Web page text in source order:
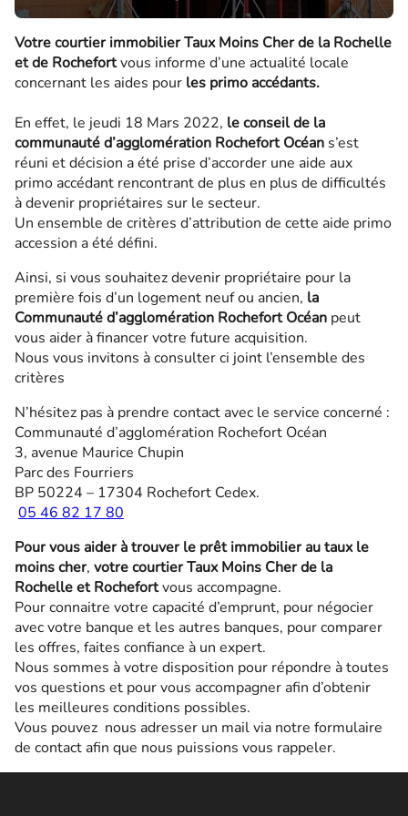
Votre courtier immobilier Taux Moins Cher de la Rochelle
et de Rochefortvous informe d’une actualité locale
concernant les aides pour les primo accédants.
En effet, le jeudi 18 Mars 2022, le conseil de la
communauté d’agglomération Rochefort Océan s’est
réuni et décision a été prise d’accorder une aide aux
primo accédant rencontrant de plus en plus de difficultés
à devenir propriétaires sur le secteur.
Un ensemble de critères d’attribution de cette aide primo
accession a été défini.
Ainsi, si vous souhaitez devenir propriétaire pour la
première fois d’un logement neuf ou ancien, la
Communauté d’agglomération Rochefort Océan peut
vous aider à financer votre future acquisition.
Nous vous invitons à consulter ci joint l’ensemble des
critères
N’hésitez pas à prendre contact avec le service concerné :
Communauté d’agglomération Rochefort Océan
3, avenue Maurice Chupin
Parc des Fourriers
BP 50224 – 17304 Rochefort Cedex.
05 46 82 17 80
Pour vous aider à trouver le prêt immobilier au taux le
moins cher, votre courtierTaux Moins Cher de la
Rochelle et Rochefortvous accompagne.
Pour connaitre votre capacité d’emprunt, pour négocier
avec votre banque et les autres banques, pour comparer
les offres, faites confiance à un expert.
Nous sommes à votre disposition pour répondre à toutes
vos questions et pour vous accompagner afin d’obtenir
les meilleures conditions possibles.
Vous pouvez nous adresser un mail via notre formulaire
de contact afin que nous puissions vous rappeler.